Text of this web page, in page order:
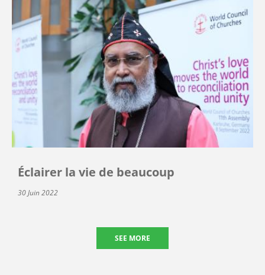
Éclairer la vie de beaucoup
30 Juin 2022
SEE MORE